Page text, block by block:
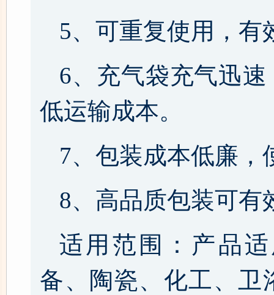
5、可重复使用，有
6、充气袋充气迅
低运输成本。
7、包装成本低廉，
8、高品质包装可有
适用范围：产品
备、陶瓷、化工、卫